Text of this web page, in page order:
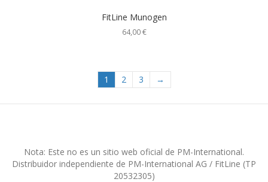
FitLine Munogen
64,00€
1 2 3 →
Nota: Este no es un sitio web oficial de PM-International.
Distribuidor independiente de PM-International AG / FitLine (TP
20532305)